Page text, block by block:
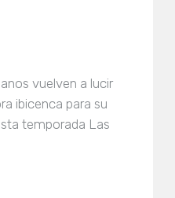
vuelven a lucir
ibicenca para su
temporada Las